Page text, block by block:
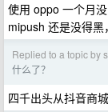
使用 oppo 一个月
mipush 还是没得
Replied to a topic by
什么了？
四千出头从抖音商